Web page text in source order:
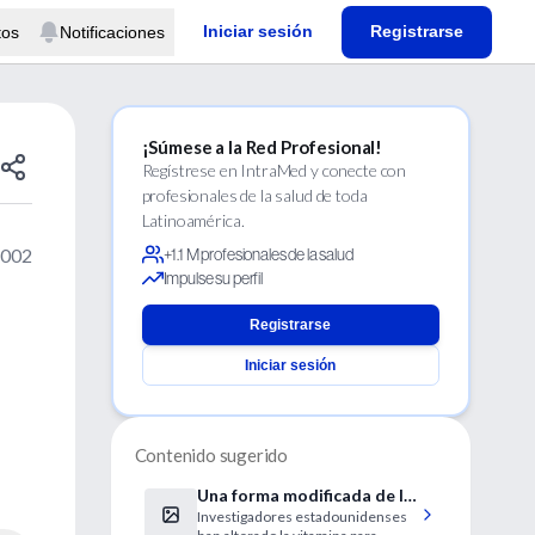
Notificaciones Iniciar sesión Registrarse
¡Súmese a la Red Profesional!
Regístrese en IntraMed y conecte con
profesionales de la salud de toda
Latinoamérica.
+1.1 M profesionales de la salud
Impulse su perfil
Registrarse
Iniciar sesión
Contenido sugerido
Una forma modificada de la
vitamina D estimula la
Investigadores estadounidenses